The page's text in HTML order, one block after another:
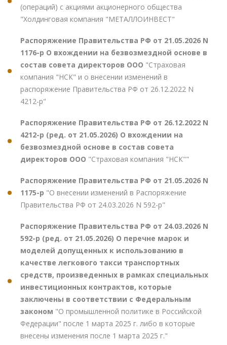
(операций) с акциями акционерного общества
"Холдинговая компания "МЕТАЛЛОИНВЕСТ"
Распоряжение Правительства РФ от 21.05.2026 N
1176-р О вхождении на безвозмездной основе в
состав совета директоров ООО "Страховая
компания "НСК" и о внесении изменений в
распоряжение Правительства РФ от 26.12.2022 N
4212-р"
Распоряжение Правительства РФ от 26.12.2022 N
4212-р (ред. от 21.05.2026) О вхождении на
безвозмездной основе в состав совета
директоров ООО "Страховая компания "НСК""
Распоряжение Правительства РФ от 21.05.2026 N
1175-р "О внесении изменений в Распоряжение
Правительства РФ от 24.03.2026 N 592-р"
Распоряжение Правительства РФ от 24.03.2026 N
592-р (ред. от 21.05.2026) О перечне марок и
моделей допущенных к использованию в
качестве легкового такси транспортных
средств, произведенных в рамках специальных
инвестиционных контрактов, которые
заключены в соответствии с Федеральным
законом "О промышленной политике в Российской
Федерации" после 1 марта 2025 г. либо в которые
внесены изменения после 1 марта 2025 г."